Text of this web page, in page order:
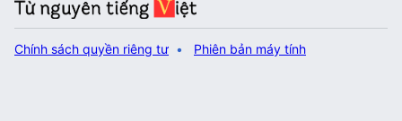
Chính sách quyền riêng tư Phiên bản máy tính